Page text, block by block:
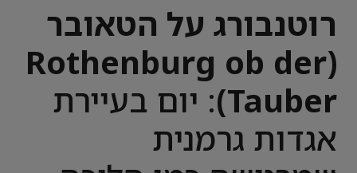
רוטנבורג על הטאובר
(Rothenburg ob der
Tauber) : יום בעיירת
אגדות גרמנית